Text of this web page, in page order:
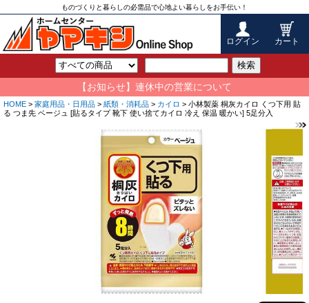
ものづくりと暮らしの必需品で心地よい暮らしをお手伝い！
ログイン カート
検索
【お知らせ】連休中の営業について
HOME > 家庭用品・日用品 > 紙類・消耗品 > カイロ > 小林製薬 桐灰カイロ くつ下用 貼
る つま先 ベージュ [貼るタイプ 靴下 使い捨てカイロ 冷え 保温 暖かい] 5足分入